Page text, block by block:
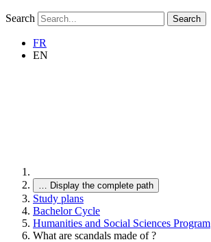
Search Search
FR
EN
… Display the complete path
Study plans
Bachelor Cycle
Humanities and Social Sciences Program
What are scandals made of ?